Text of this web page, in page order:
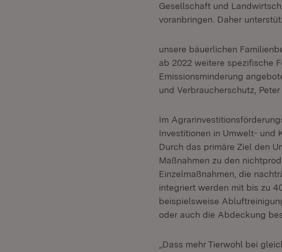
Gesellschaft und
voranbringen. Daher
unsere bäuerlichen
ab 2022 weitere spezifische
Emissionsminderung
und Verbraucherschutz,
Im
Investitionen in Umwelt- und
Durch das primäre Ziel den
Maßnahmen zu den
Einzelmaßnahmen, die
integriert werden mit bis zu
beispielsweise
oder auch die Abdeckung
„Dass mehr Tierwohl bei